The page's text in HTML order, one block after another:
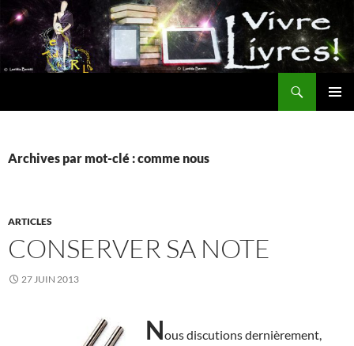
Aller
au
contenu
Archives par mot-clé : comme nous
ARTICLES
CONSERVER SA NOTE
27 JUIN 2013
Nous discutions dernièrement,